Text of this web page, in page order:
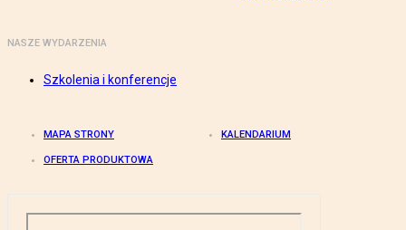
NASZE WYDARZENIA
Szkolenia i konferencje
MAPA STRONY KALENDARIUM
OFERTA PRODUKTOWA